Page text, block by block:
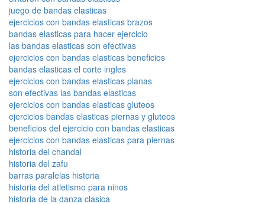
juego de bandas elasticas
ejercicios con bandas elasticas brazos
bandas elasticas para hacer ejercicio
las bandas elasticas son efectivas
ejercicios con bandas elasticas beneficios
bandas elasticas el corte ingles
ejercicios con bandas elasticas planas
son efectivas las bandas elasticas
ejercicios con bandas elasticas gluteos
ejercicios bandas elasticas piernas y gluteos
beneficios del ejercicio con bandas elasticas
ejercicios con bandas elasticas para piernas
historia del chandal
historia del zafu
barras paralelas historia
historia del atletismo para ninos
historia de la danza clasica